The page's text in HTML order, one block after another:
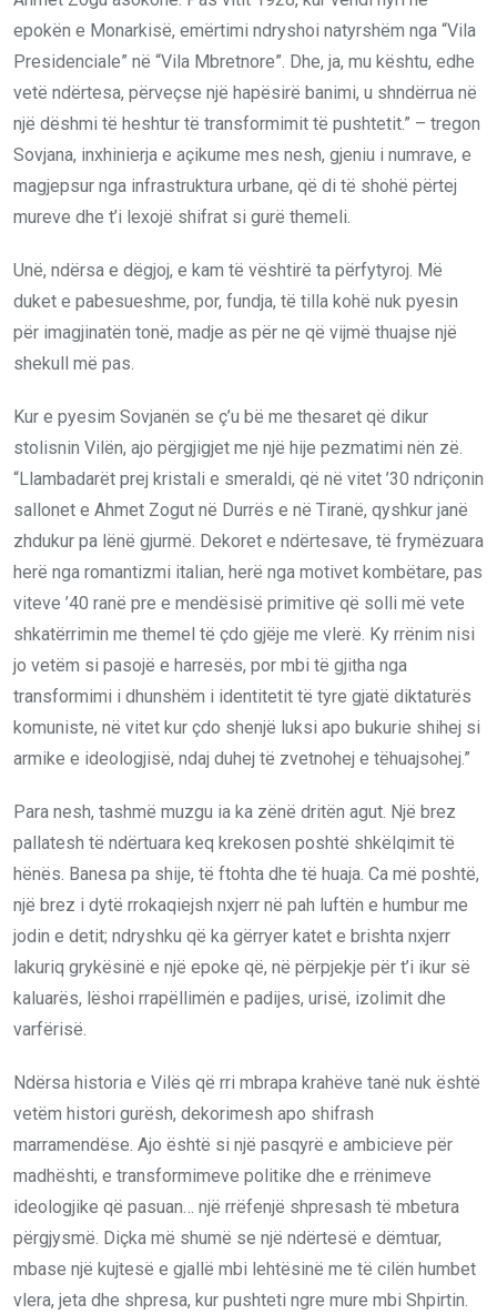
epokën e Monarkisë, emërtimi ndryshoi natyrshëm nga “Vila
Presidenciale” në “Vila Mbretnore”. Dhe, ja, mu kështu, edhe
vetë ndërtesa, përveçse një hapësirë banimi, u shndërrua në
një dëshmi të heshtur të transformimit të pushtetit.” – tregon
Sovjana, inxhinierja e açikume mes nesh, gjeniu i numrave, e
magjepsur nga infrastruktura urbane, që di të shohë përtej
mureve dhe t’i lexojë shifrat si gurë themeli.
Unë, ndërsa e dëgjoj, e kam të vështirë ta përfytyroj. Më
duket e pabesueshme, por, fundja, të tilla kohë nuk pyesin
për imagjinatën tonë, madje as për ne që vijmë thuajse një
shekull më pas.
Kur e pyesim Sovjanën se ç’u bë me thesaret që dikur
stolisnin Vilën, ajo përgjigjet me një hije pezmatimi nën zë.
“Llambadarët prej kristali e smeraldi, që në vitet ’30 ndriçonin
sallonet e Ahmet Zogut në Durrës e në Tiranë, qyshkur janë
zhdukur pa lënë gjurmë. Dekoret e ndërtesave, të frymëzuara
herë nga romantizmi italian, herë nga motivet kombëtare, pas
viteve ’40 ranë pre e mendësisë primitive që solli më vete
shkatërrimin me themel të çdo gjëje me vlerë. Ky rrënim nisi
jo vetëm si pasojë e harresës, por mbi të gjitha nga
transformimi i dhunshëm i identitetit të tyre gjatë diktaturës
komuniste, në vitet kur çdo shenjë luksi apo bukurie shihej si
armike e ideologjisë, ndaj duhej të zvetnohej e tëhuajsohej.”
Para nesh, tashmë muzgu ia ka zënë dritën agut. Një brez
pallatesh të ndërtuara keq krekosen poshtë shkëlqimit të
hënës. Banesa pa shije, të ftohta dhe të huaja. Ca më poshtë,
një brez i dytë rrokaqiejsh nxjerr në pah luftën e humbur me
jodin e detit; ndryshku që ka gërryer katet e brishta nxjerr
lakuriq grykësinë e një epoke që, në përpjekje për t’i ikur së
kaluarës, lëshoi rrapëllimën e padijes, urisë, izolimit dhe
varfërisë.
Ndërsa historia e Vilës që rri mbrapa krahëve tanë nuk është
vetëm histori gurësh, dekorimesh apo shifrash
marramendëse. Ajo është si një pasqyrë e ambicieve për
madhështi, e transformimeve politike dhe e rrënimeve
ideologjike që pasuan… një rrëfenjë shpresash të mbetura
përgjysmë. Diçka më shumë se një ndërtesë e dëmtuar,
mbase një kujtesë e gjallë mbi lehtësinë me të cilën humbet
vlera, jeta dhe shpresa, kur pushteti ngre mure mbi Shpirtin.